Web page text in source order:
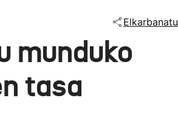
Elkarbanatu
munduko
tasa